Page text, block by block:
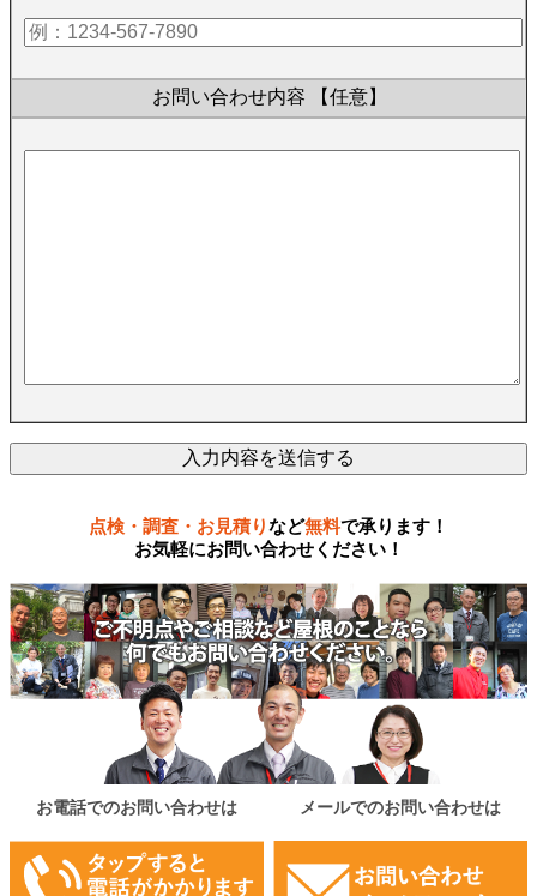
お問い合わせ内容 【任意】
点検・調査・お見積りなど無料で承ります！
お気軽にお問い合わせください！
お電話でのお問い合わせは メールでのお問い合わせは